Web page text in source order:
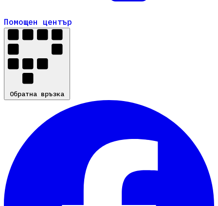
Помощен център
Помощен център
Обратна връзка
Обратна връзка